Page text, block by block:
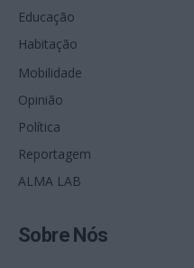
Educação
Habitação
Mobilidade
Opinião
Política
Reportagem
ALMA LAB
Sobre Nós